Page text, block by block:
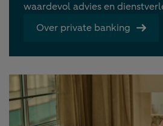
waardevol advies en
Over private banking